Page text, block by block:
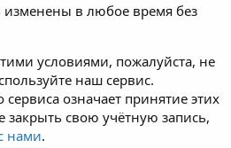
изменены в любое время без
условиями, пожалуйста, не
наш сервис.
означает принятие этих
закрыть свою учётную запись,
нами.